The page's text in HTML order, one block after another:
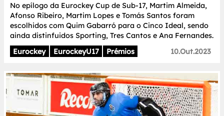
No epílogo da Eurockey Cup de Sub-17, Martim Almeida,
Afonso Ribeiro, Martim Lopes e Tomás Santos foram
escolhidos com Quim Gabarró para o Cinco Ideal, sendo
ainda distinfuidos Sporting, Tres Cantos e Ana Fernandes.
Eurockey
EurockeyU17 Prémios 10.Out.2023